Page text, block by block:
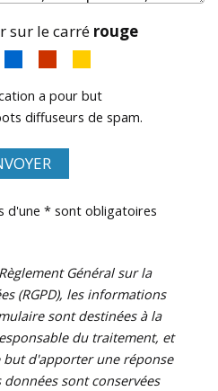
sur le carré rouge
a pour but
diffuseurs de spam.
d'une * sont obligatoires
Général sur la
(RGPD), les informations
sont destinées à la
du traitement, et
but d'apporter une réponse
données sont conservées